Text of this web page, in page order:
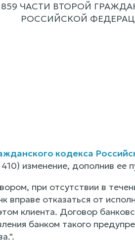
ЧАСТИ ВТОРОЙ
РОССИЙСКОЙ
кодекса
изменение, дополнив ее
при отсутствии в
вправе отказаться от
клиента. Договор
банком такого